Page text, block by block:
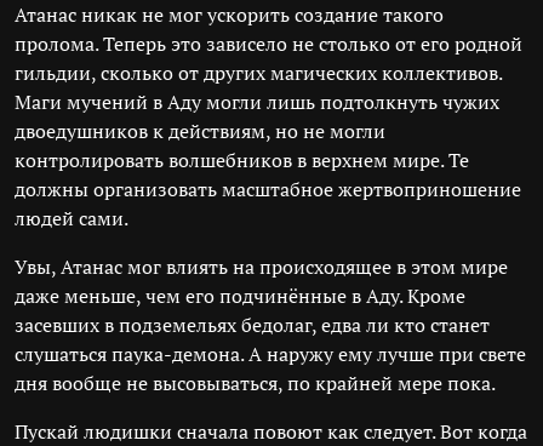
Атанас никак не мог ускорить создание такого
пролома. Теперь это зависело не столько от его родной
гильдии, сколько от других магических коллективов.
Маги мучений в Аду могли лишь подтолкнуть чужих
двоедушников к действиям, но не могли
контролировать волшебников в верхнем мире. Те
должны организовать масштабное жертвоприношение
людей сами.
Увы, Атанас мог влиять на происходящее в этом мире
даже меньше, чем его подчинённые в Аду. Кроме
засевших в подземельях бедолаг, едва ли кто станет
слушаться паука-демона. А наружу ему лучше при свете
дня вообще не высовываться, по крайней мере пока.
Пускай людишки сначала повоют как следует. Вот когда